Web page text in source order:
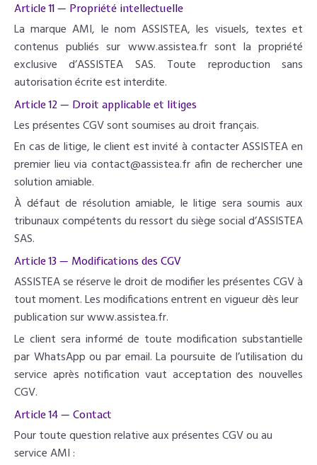
Article 11 — Propriété intellectuelle
La marque AMI, le nom ASSISTEA, les visuels, textes et
contenus publiés sur www.assistea.fr sont la propriété
exclusive d’ASSISTEA SAS. Toute reproduction sans
autorisation écrite est interdite.
Article 12 — Droit applicable et litiges
Les présentes CGV sont soumises au droit français.
En cas de litige, le client est invité à contacter ASSISTEA en
premier lieu via contact@assistea.fr afin de rechercher une
solution amiable.
À défaut de résolution amiable, le litige sera soumis aux
tribunaux compétents du ressort du siège social d’ASSISTEA
SAS.
Article 13 — Modifications des CGV
ASSISTEA se réserve le droit de modifier les présentes CGV à
tout moment. Les modifications entrent en vigueur dès leur
publication sur www.assistea.fr.
Le client sera informé de toute modification substantielle
par WhatsApp ou par email. La poursuite de l’utilisation du
service après notification vaut acceptation des nouvelles
CGV.
Article 14 — Contact
Pour toute question relative aux présentes CGV ou au
service AMI :